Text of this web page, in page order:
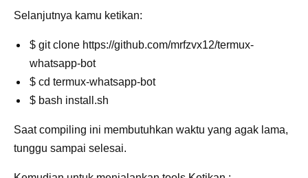
Selanjutnya kamu ketikan:
$ git clone https://github.com/mrfzvx12/termux-
whatsapp-bot
$ cd termux-whatsapp-bot
$ bash install.sh
Saat compiling ini membutuhkan waktu yang agak lama,
tunggu sampai selesai.